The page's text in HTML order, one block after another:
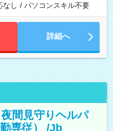
なし / パソコンスキル不要
詳細へ
間見守りヘルパ
専従） /Jb